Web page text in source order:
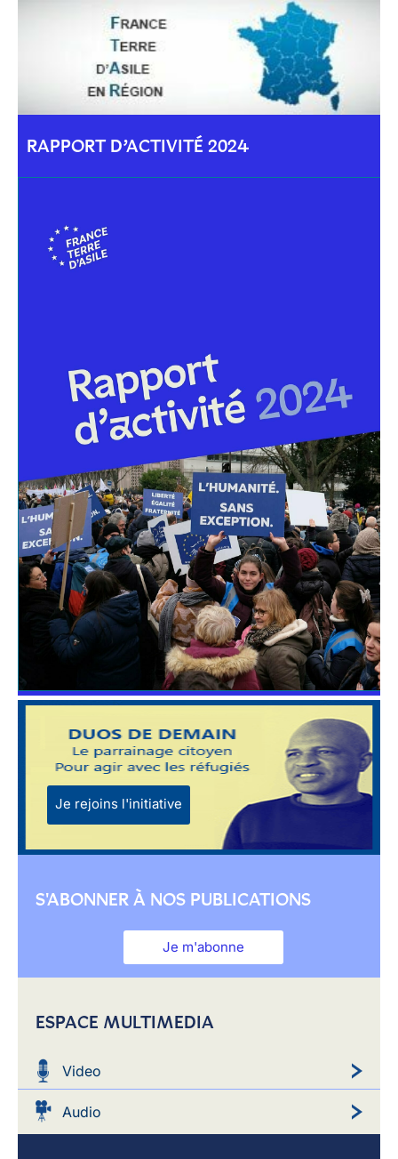
RAPPORT D’ACTIVITÉ 2024
Je rejoins l'initiative
S'ABONNER À NOS PUBLICATIONS
Je m'abonne
ESPACE MULTIMEDIA
Video
Audio